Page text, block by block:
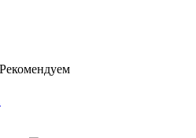
Рекомендуем